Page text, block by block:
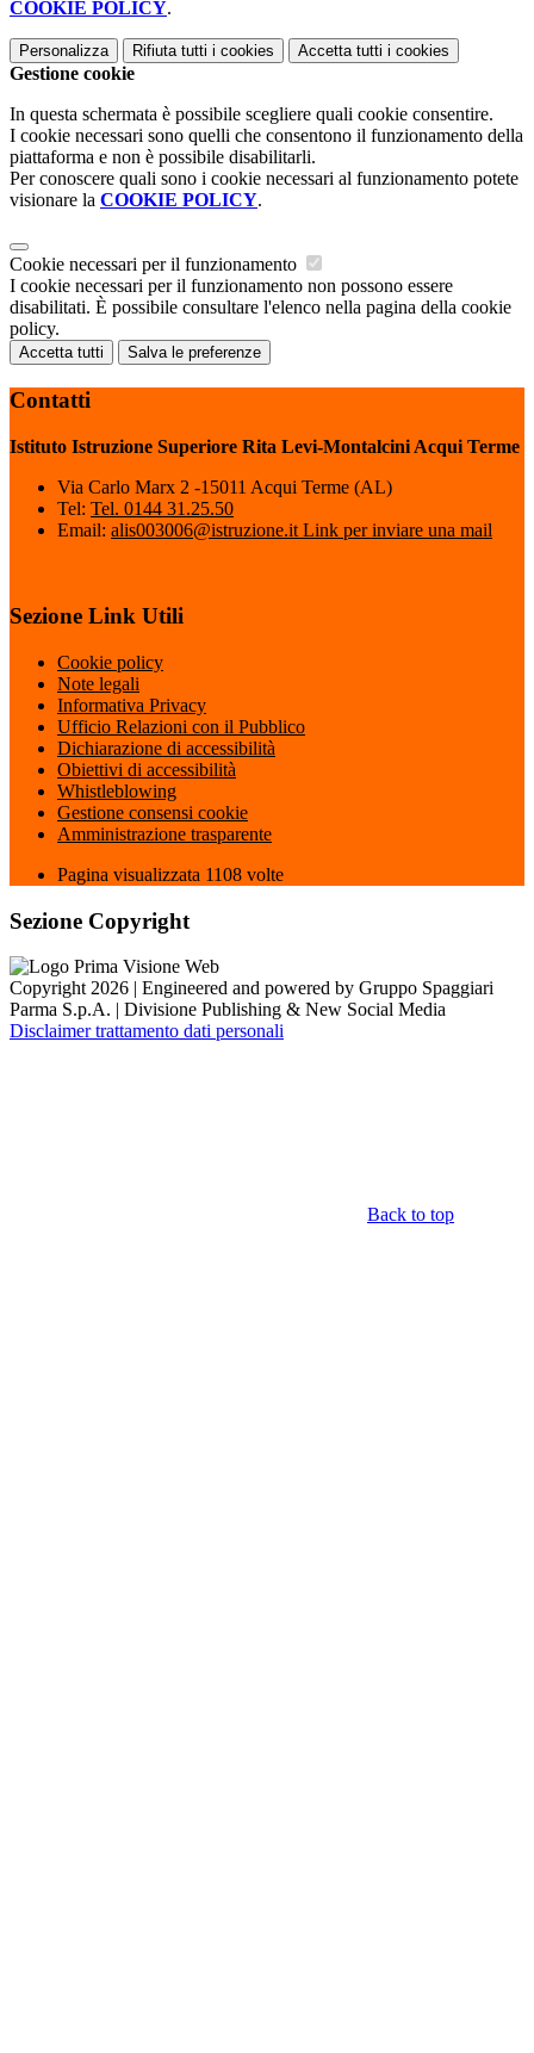
COOKIE POLICY.
Personalizza Rifiuta tutti i cookies Accetta tutti i cookies
Gestione cookie
In questa schermata è possibile scegliere quali cookie consentire.
I cookie necessari sono quelli che consentono il funzionamento della
piattaforma e non è possibile disabilitarli.
Per conoscere quali sono i cookie necessari al funzionamento potete
visionare la COOKIE POLICY.
Cookie necessari per il funzionamento
I cookie necessari per il funzionamento non possono essere
disabilitati. È possibile consultare l'elenco nella pagina della cookie
policy.
Accetta tutti Salva le preferenze
Contatti
Istituto Istruzione Superiore Rita Levi-Montalcini Acqui Terme
Via Carlo Marx 2 -15011 Acqui Terme (AL)
Tel: Tel. 0144 31.25.50
Email: alis003006@istruzione.it Link per inviare una mail
Sezione Link Utili
Cookie policy
Note legali
Informativa Privacy
Ufficio Relazioni con il Pubblico
Dichiarazione di accessibilità
Obiettivi di accessibilità
Whistleblowing
Gestione consensi cookie
Amministrazione trasparente
Pagina visualizzata 1108 volte
Sezione Copyright
Copyright 2026 | Engineered and powered by Gruppo Spaggiari
Parma S.p.A. | Divisione Publishing & New Social Media
Disclaimer trattamento dati personali
Back to top